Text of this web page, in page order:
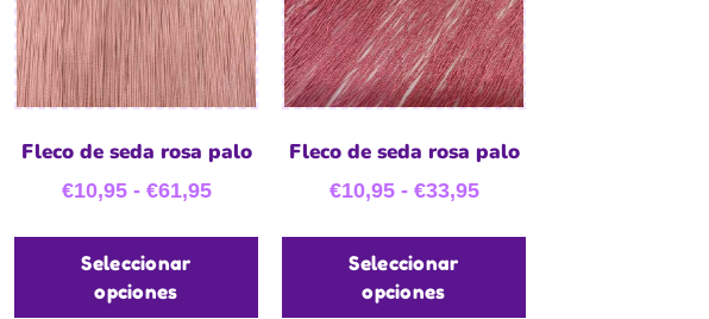
Fleco de seda rosa palo
€10,95 - €61,95
Seleccionar
opciones
Fleco de seda rosa palo
€10,95 - €33,95
Seleccionar
opciones